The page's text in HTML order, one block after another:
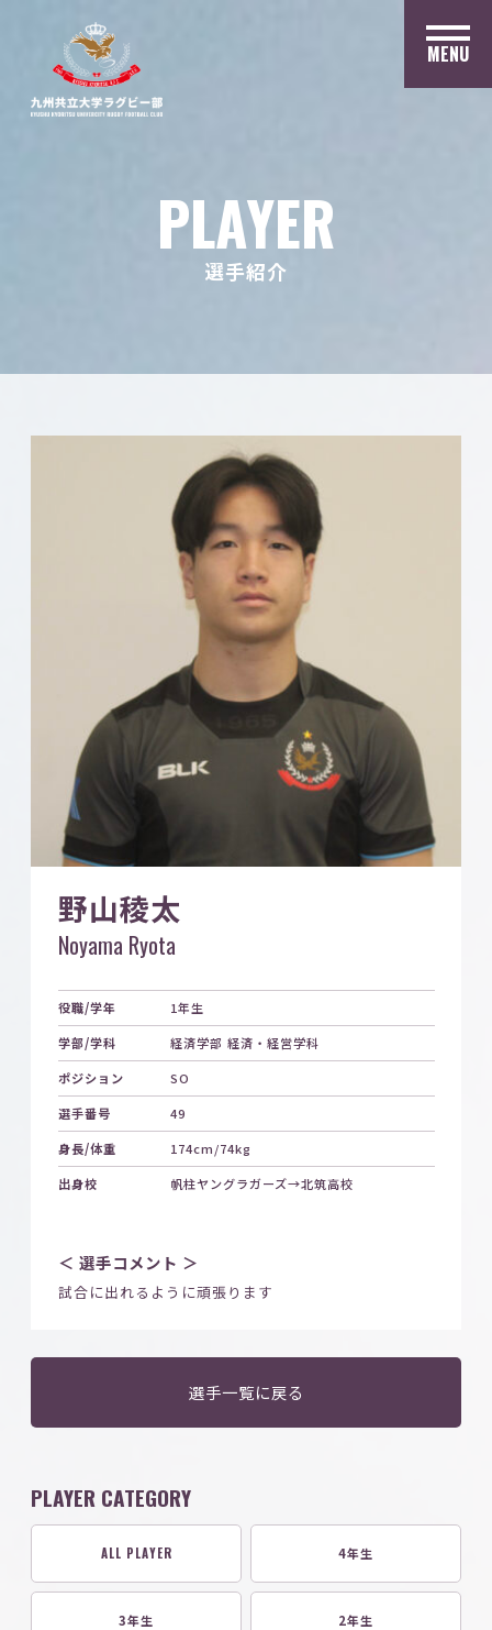
MENU
PLAYER
選手紹介
野山稜太
Noyama Ryota
役職/学年
1年生
学部/学科
経済学部 経済・経営学科
ポジション
SO
選手番号
49
身長/体重
174cm/74kg
出身校
帆柱ヤングラガーズ→北筑高校
＜ 選手コメント ＞
試合に出れるように頑張ります
選手一覧に戻る
PLAYER CATEGORY
ALL PLAYER 4年生
3年生 2年生